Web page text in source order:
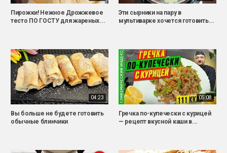
Пирожки! Нежное Дрожжевое
тесто ПО ГОСТУ для жареных...
Эти сырники на пару в
мультиварке хочется готовить...
04:23
Вы больше не будете готовить
обычные блинчики
05:08
Гречка по-купечески с курицей
— рецепт вкусной каши в...